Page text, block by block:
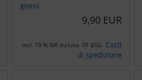
giorni
9,90 EUR
incl. 19 % IVA inclusa. in più. Costi
di spedizione